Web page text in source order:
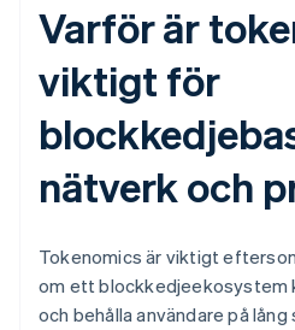
Varför är
viktigt för
nätverk och
Tokenomics är viktigt
om ett blockkedjeekosystem
och behålla användare på lång